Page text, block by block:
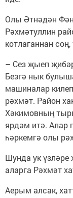
Олы Әтнәдән
Рәхмәтуллин
котлаганнан
– Сез җыеп
Безгә нык
машиналар
рәхмәт. Район
Хәкимовның
ярдәм итә. Алар
һәркемгә олы
Шунда ук үзләре
аларга Рәхмәт
Аерым алсак,